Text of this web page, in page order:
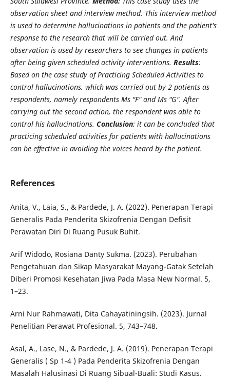
observation sheet and interview method. This interview method
is used to determine hallucinations in patients and the patient's
response to the research that will be carried out. And
observation is used by researchers to see changes in patients
after being given scheduled activity interventions. Results:
Based on the case study of Practicing Scheduled Activities to
control hallucinations, which was carried out by 2 patients as
respondents, namely respondents Ms "F" and Ms "G". After
carrying out the second action, the respondent was able to
control his hallucinations. Conclusion: it can be concluded that
practicing scheduled activities for patients with hallucinations
can be effective in avoiding the voices heard by the patient.
References
Anita, V., Laia, S., & Pardede, J. A. (2022). Penerapan Terapi
Generalis Pada Penderita Skizofrenia Dengan Defisit
Perawatan Diri Di Ruang Pusuk Buhit.
Arif Widodo, Rosiana Danty Sukma. (2023). Perubahan
Pengetahuan dan Sikap Masyarakat Mayang-Gatak Setelah
Diberi Promosi Kesehatan Jiwa Pada Masa New Normal. 5,
1–23.
Arni Nur Rahmawati, Dita Cahayatiningsih. (2023). Jurnal
Penelitian Perawat Profesional. 5, 743–748.
Asal, A., Lase, N., & Pardede, J. A. (2019). Penerapan Terapi
Generalis ( Sp 1-4 ) Pada Penderita Skizofrenia Dengan
Masalah Halusinasi Di Ruang Sibual-Buali: Studi Kasus.